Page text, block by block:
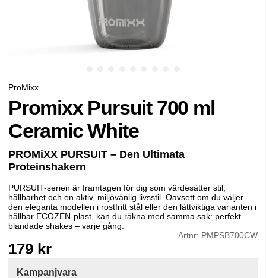
ProMixx
Promixx Pursuit 700 ml
Ceramic White
PROMiXX PURSUIT – Den Ultimata
Proteinshakern
PURSUIT-serien är framtagen för dig som värdesätter stil,
hållbarhet och en aktiv, miljövänlig livsstil. Oavsett om du väljer
den eleganta modellen i rostfritt stål eller den lättviktiga varianten i
hållbar ECOZEN-plast, kan du räkna med samma sak: perfekt
blandade shakes – varje gång.
Artnr: PMPSB700CW
179 kr
Kampanjvara